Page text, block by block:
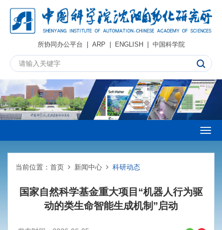
所协同办公平台 | ARP | ENGLISH| 中国科学院
当前位置： 首页 新闻中心 科研动态
国家自然科学基金重大项目“机器人行为驱
动的类生命智能生成机制”启动